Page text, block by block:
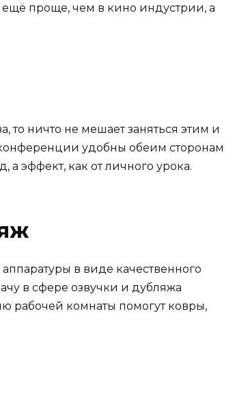
проще, чем в кино индустрии, а
то ничто не мешает заняться этим и
удобны обеим сторонам
эффект, как от личного урока.
в виде качественного
в сфере озвучки и дубляжа
рабочей комнаты помогут ковры,